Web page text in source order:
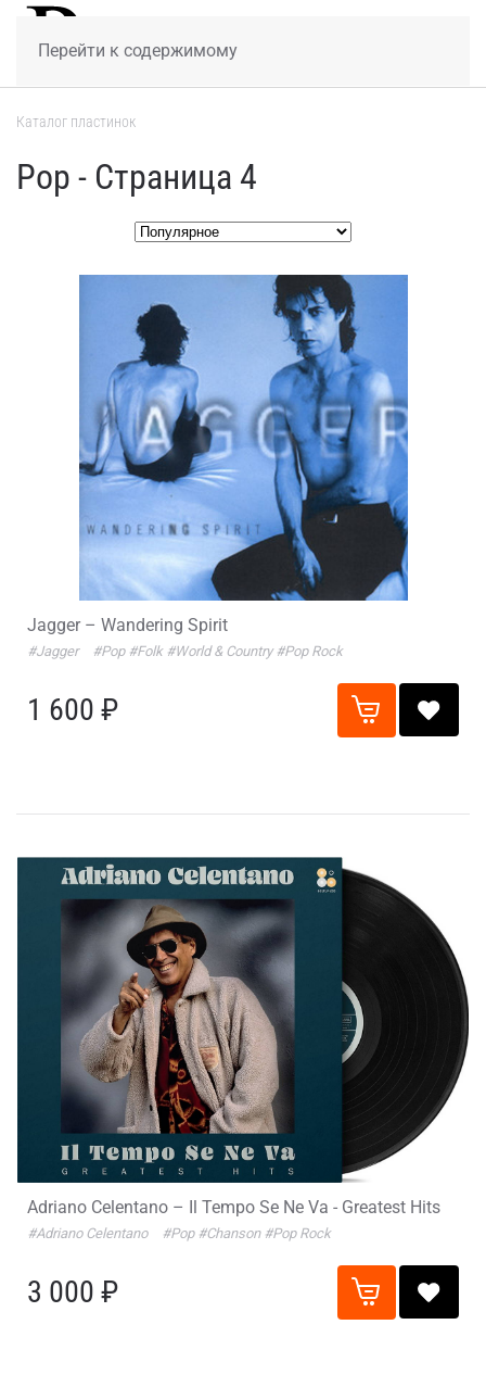
Перейти к содержимому
Каталог пластинок
Pop - Страница 4
Jagger – Wandering Spirit
#Jagger #Pop #Folk #World & Country #Pop Rock
1 600 ₽
Adriano Celentano – Il Tempo Se Ne Va - Greatest Hits
#Adriano Celentano #Pop #Chanson #Pop Rock
3 000 ₽